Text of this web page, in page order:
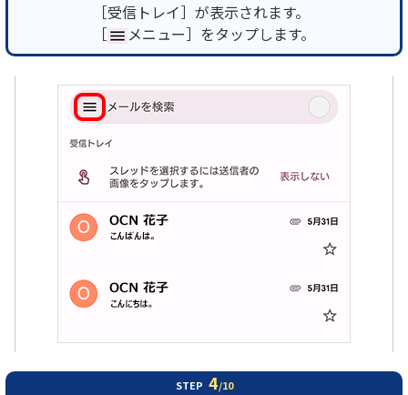
［受信トレイ］が表示されます。
［
メニュー］をタップします。
STEP 4/10